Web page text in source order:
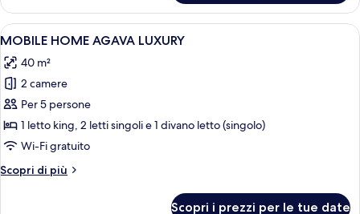
HOME
LOTUS
LUXURY
Apri
tutte
le
foto
per
MOBILE
HOME
LUXURY
Patio moderno all'aperto con
9
MOBILE HOME AGAVA LUXURY
40 m²
2 camere
Per 5 persone
1 letto king, 2 letti singoli e 1 divano letto (singolo)
Wi-Fi gratuito
Scopri di più
Altri
Scopri i prezzi per le tue date